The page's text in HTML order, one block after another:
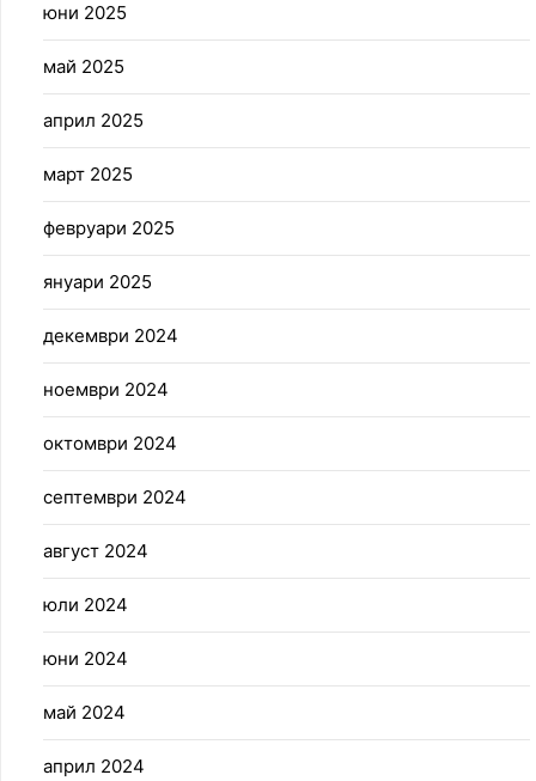
юни 2025
май 2025
април 2025
март 2025
февруари 2025
януари 2025
декември 2024
ноември 2024
октомври 2024
септември 2024
август 2024
юли 2024
юни 2024
май 2024
април 2024